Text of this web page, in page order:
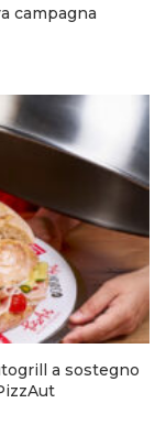
campagna
a sostegno